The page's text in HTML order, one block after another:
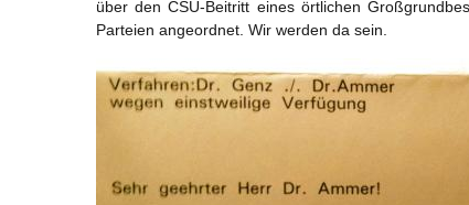
über den CSU-Beitritt eines örtlichen
Parteien angeordnet. Wir werden da sein.